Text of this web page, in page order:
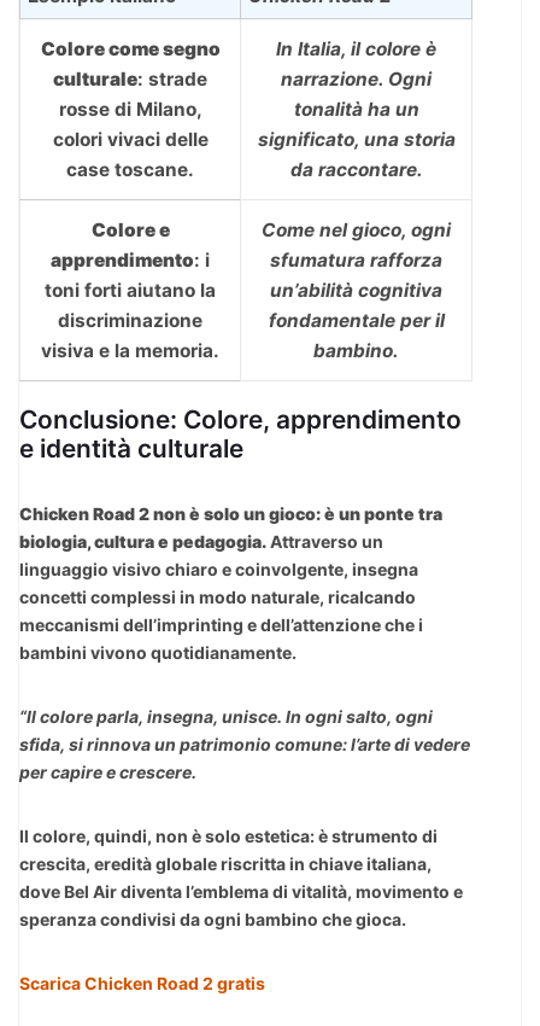
Colore come segno
culturale: strade
rosse di Milano,
colori vivaci delle
case toscane.
In Italia, il colore è
narrazione. Ogni
tonalità ha un
significato, una storia
da raccontare.
Colore e
apprendimento: i
toni forti aiutano la
discriminazione
visiva e la memoria.
Come nel gioco, ogni
sfumatura rafforza
un’abilità cognitiva
fondamentale per il
bambino.
Conclusione: Colore, apprendimento
e identità culturale
Chicken Road 2 non è solo un gioco: è un ponte tra
biologia, cultura e pedagogia.Attraverso un
linguaggio visivo chiaro e coinvolgente, insegna
concetti complessi in modo naturale, ricalcando
meccanismi dell’imprinting e dell’attenzione che i
bambini vivono quotidianamente.
“Il colore parla, insegna, unisce. In ogni salto, ogni
sfida, si rinnova un patrimonio comune: l’arte di vedere
per capire e crescere.
Il colore, quindi, non è solo estetica: è strumento di
crescita, eredità globale riscritta in chiave italiana,
dove Bel Air diventa l’emblema di vitalità, movimento e
speranza condivisi da ogni bambino che gioca.
Scarica Chicken Road 2 gratis